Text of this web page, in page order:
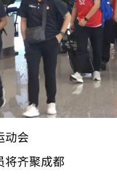
动会
将齐聚成都